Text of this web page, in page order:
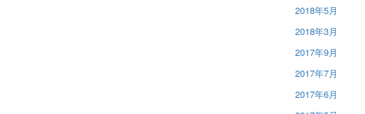
2018年5月
2018年3月
2017年9月
2017年7月
2017年6月